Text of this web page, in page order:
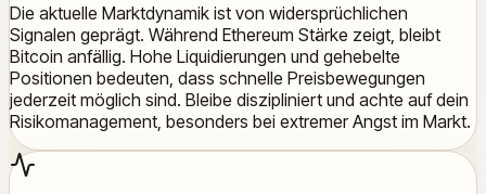
Die aktuelle Marktdynamik ist von widersprüchlichen
Signalen geprägt. Während Ethereum Stärke zeigt, bleibt
Bitcoin anfällig. Hohe Liquidierungen und gehebelte
Positionen bedeuten, dass schnelle Preisbewegungen
jederzeit möglich sind. Bleibe diszipliniert und achte auf dein
Risikomanagement, besonders bei extremer Angst im Markt.